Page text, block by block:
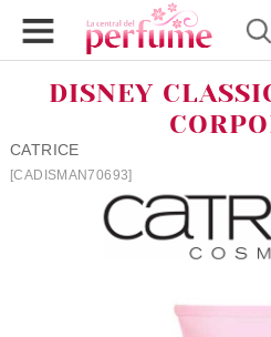
DISNEY
CATRICE
[CADISMAN70693]